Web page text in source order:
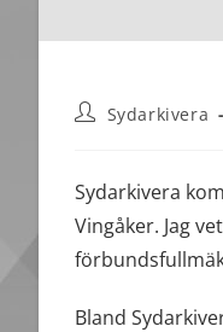
Inläggsförfattare:
Sydarkivera
Sydarkivera
Vingåker. Jag
Bland